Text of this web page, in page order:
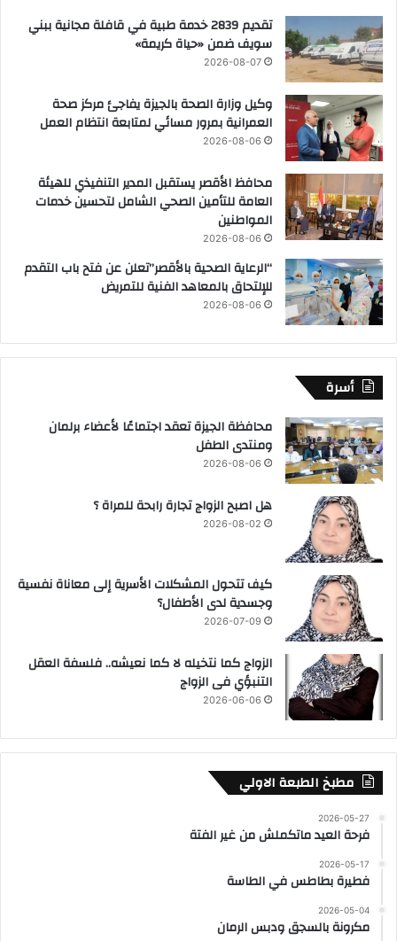
تقديم 2839 خدمة طبية في قافلة مجانية ببني
سويف ضمن «حياة كريمة»
2026-08-07
وكيل وزارة الصحة بالجيزة يفاجئ مركز صحة
العمرانية بمرور مسائي لمتابعة انتظام العمل
2026-08-06
محافظ الأقصر يستقبل المدير التنفيذي للهيئة
العامة للتأمين الصحي الشامل لتحسين خدمات
المواطنين
2026-08-06
“الرعاية الصحية بالأقصر”تعلن عن فتح باب التقدم
للإلتحاق بالمعاهد الفنية للتمريض
2026-08-06
أسرة
محافظة الجيزة تعقد اجتماعًا لأعضاء برلمان
ومنتدى الطفل
2026-08-06
هل اصبح الزواج تجارة رابحة للمراة ؟
2026-08-02
كيف تتحول المشكلات الأسرية إلى معاناة نفسية
وجسدية لدى الأطفال؟
2026-07-09
الزواج كما نتخيله لا كما نعيشه.. فلسفة العقل
التنبؤي فى الزواج
2026-06-06
مطبخ الطبعة الاولي
2026-05-27
فرحة العيد ماتكملش من غير الفتة
2026-05-17
فطيرة بطاطس في الطاسة
2026-05-04
مكرونة بالسجق ودبس الرمان